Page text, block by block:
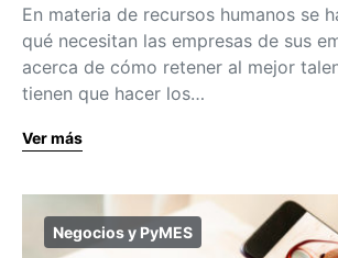
En materia de recursos humanos se
qué necesitan las empresas de sus
acerca de cómo retener al mejor
tienen que hacer los…
Ver más
Negocios y PyMES